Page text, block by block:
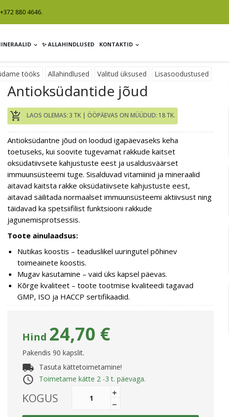
880 4646.
✨ ALLAHINDLUSED KONTAKTID
tööks Allahindlused Valitud üksused Lisasoodustused
Antioksüdantide jõud
add_shopping_cart LAOS OLEMAS:3 TK | ÖÖPÄEVAS ON MÜÜDUD: 18 TK.
Antioksüdantne jõud on loodud igapäevaseks keha
toetuseks, kui soovite tugevamat rakkude kaitset
oksüdatiivsete kahjustuste eest ja usaldusväärset
immuunsüsteemi tuge. Sisalduvad vitamiinid ja mineraalid
aitavad kaitsta rakke oksüdatiivsete kahjustuste eest,
aitavad säilitada normaalset immuunsüsteemi aktiivsust ning
täidavad ka spetsiifilist funktsiooni rakkude
jagunemisprotsessis.
Toote ainulaadsus:
Nutikas koostis – teaduslikel uuringutel põhinev
toimeainete koostis.
Mugav kasutamine – vaid üks kapsel päevas.
Kõrge kvaliteet – toote tootmise kvaliteedi tagavad
GMP, ISO ja HACCP sertifikaadid.
Hind 24,70 €
Pakendis 90 kapslit.
local_shipping Tasuta kättetoimetamine!
access_time Toimetame kätte 2 -3 t. päevaga.
KOGUS